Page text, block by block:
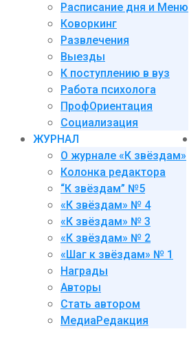
Расписание дня и Меню
Коворкинг
Развлечения
Выезды
К поступлению в вуз
Работа психолога
ПрофОриентация
Социализация
ЖУРНАЛ
О журнале «К звёздам»
Колонка редактора
“К звёздам” №5
«К звёздам» № 4
«К звёздам» № 3
«К звёздам» № 2
«Шаг к звёздам» № 1
Награды
Авторы
Стать автором
МедиаРедакция